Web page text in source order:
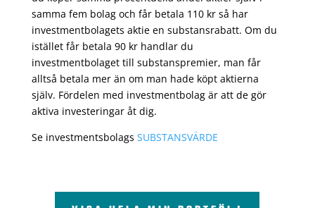
samma fem bolag och får betala 110 kr så har
investmentbolagets aktie en substansrabatt. Om du
istället får betala 90 kr handlar du
investmentbolaget till substanspremier, man får
alltså betala mer än om man hade köpt aktierna
själv. Fördelen med investmentbolag är att de gör
aktiva investeringar åt dig.
Se investmentsbolags SUBSTANSVÄRDE